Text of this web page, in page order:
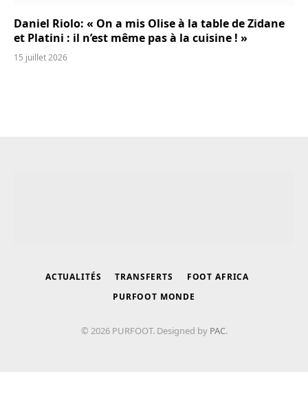
Daniel Riolo: « On a mis Olise à la table de Zidane
et Platini : il n’est même pas à la cuisine ! »
15 juillet 2026
ACTUALITÉS TRANSFERTS
FOOT AFRICA
PURFOOT MONDE
© 2026 PURFOOT. Designed by PAC.